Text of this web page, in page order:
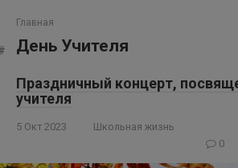
Главная
День Учителя
Праздничный концерт,
учителя
5 Окт 2023
Школьная жизнь
0